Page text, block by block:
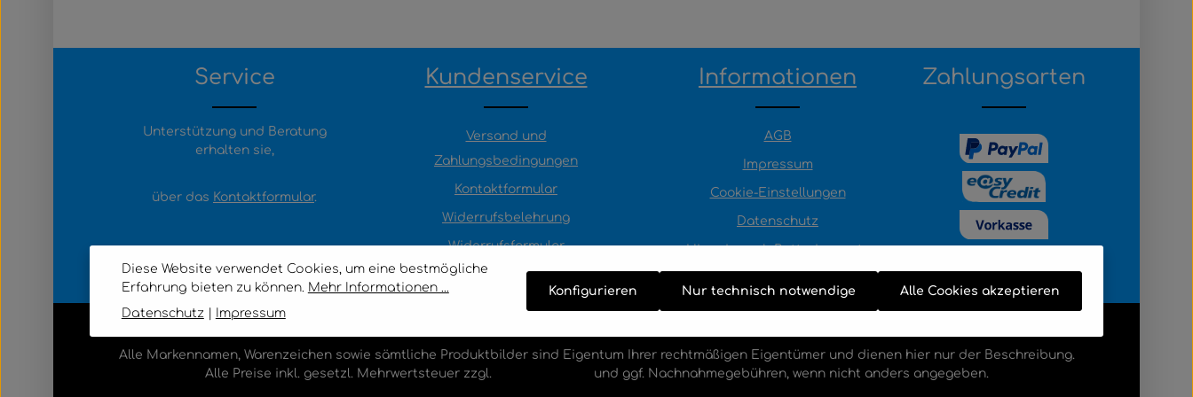
Service
Unterstützung und Beratung
erhalten sie,
über das Kontaktformular.
Kundenservice
Versand und
Zahlungsbedingungen
Kontaktformular
Widerrufsbelehrung
Widerrufsformular
Ratenkauf by easyCredit
Informationen
AGB
Impressum
Cookie-Einstellungen
Datenschutz
Hinweis nach Batteriegesetz
Zahlungsarten
Alle Markennamen, Warenzeichen sowie sämtliche Produktbilder sind Eigentum Ihrer rechtmäßigen Eigentümer und dienen hier nur der Beschreibung.
Alle Preise inkl. gesetzl. Mehrwertsteuer zzgl.
und ggf. Nachnahmegebühren, wenn nicht anders angegeben.
Diese Website verwendet Cookies, um eine bestmögliche
Erfahrung bieten zu können. Mehr Informationen ...
Datenschutz
Impressum
Nur technisch notwendige
Konfigurieren Alle Cookies akzeptieren